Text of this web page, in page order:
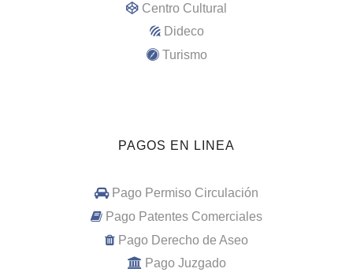
Centro Cultural
Dideco
Turismo
PAGOS EN LINEA
Pago Permiso Circulación
Pago Patentes Comerciales
Pago Derecho de Aseo
Pago Juzgado